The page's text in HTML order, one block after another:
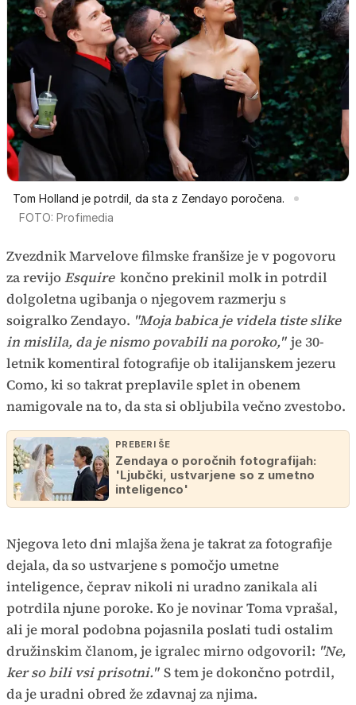
Tom Holland je potrdil, da sta z Zendayo poročena.
FOTO: Profimedia
Zvezdnik Marvelove filmske franšize je v pogovoru
za revijoEsquire končno prekinil molk in potrdil
dolgoletna ugibanja o njegovem razmerju s
soigralko Zendayo. "Moja babica je videla tiste slike
in mislila, da je nismo povabili na poroko," je 30-
letnik komentiral fotografije ob italijanskem jezeru
Como, ki so takrat preplavile splet in obenem
namigovale na to, da sta si obljubila večno zvestobo.
PREBERI ŠE
Zendaya o poročnih fotografijah:
'Ljubčki, ustvarjene so z umetno
inteligenco'
Njegova leto dni mlajša žena je takrat za fotografije
dejala, da so ustvarjene s pomočjo umetne
inteligence, čeprav nikoli ni uradno zanikala ali
potrdila njune poroke. Ko je novinar Toma vprašal,
ali je moral podobna pojasnila poslati tudi ostalim
družinskim članom, je igralec mirno odgovoril: "Ne,
ker so bili vsi prisotni." S tem je dokončno potrdil,
da je uradni obred že zdavnaj za njima.